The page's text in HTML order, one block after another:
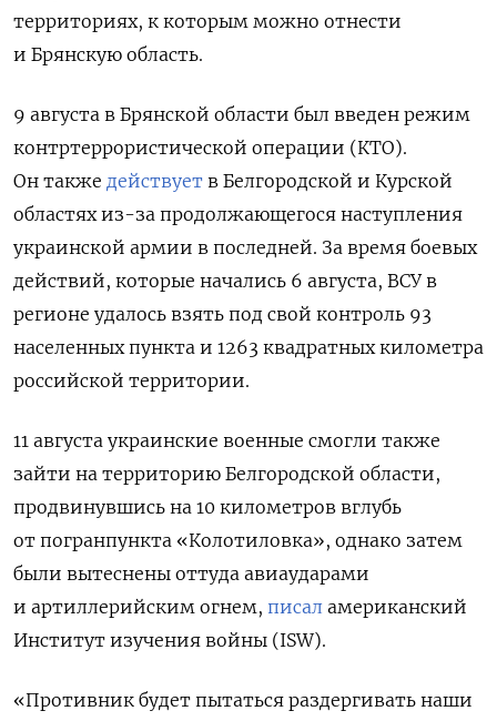
территориях, к которым можно отнести
и Брянскую область.
9 августа в Брянской области был введен режим
контртеррористической операции (КТО).
Он также действует в Белгородской и Курской
областях из-за продолжающегося наступления
украинской армии в последней. За время боевых
действий, которые начались 6 августа, ВСУ в
регионе удалось взять под свой контроль 93
населенных пункта и 1263 квадратных километра
российской территории.
11 августа украинские военные смогли также
зайти на территорию Белгородской области,
продвинувшись на 10 километров вглубь
от погранпункта «Колотиловка», однако затем
были вытеснены оттуда авиаударами
и артиллерийским огнем, писал американский
Институт изучения войны (ISW).
«Противник будет пытаться раздергивать наши